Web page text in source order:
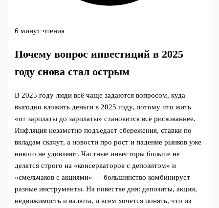
6 минут чтения
Почему вопрос инвестиций в 2025
году снова стал острым
В 2025 году люди всё чаще задаются вопросом, куда
выгодно вложить деньги в 2025 году, потому что жить
«от зарплаты до зарплаты» становится всё рискованнее.
Инфляция незаметно подъедает сбережения, ставки по
вкладам скачут, а новости про рост и падение рынков уже
никого не удивляют. Частные инвесторы больше не
делятся строго на «консерваторов с депозитом» и
«смельчаков с акциями» — большинство комбинирует
разные инструменты. На повестке дня: депозиты, акции,
недвижимость и валюта, и всем хочется понять, что из